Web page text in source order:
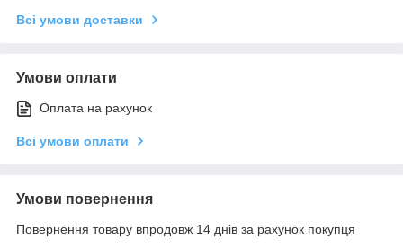
Всі умови доставки
Умови оплати
Оплата на рахунок
Всі умови оплати
Умови повернення
Повернення товару впродовж 14 днів за рахунок покупця